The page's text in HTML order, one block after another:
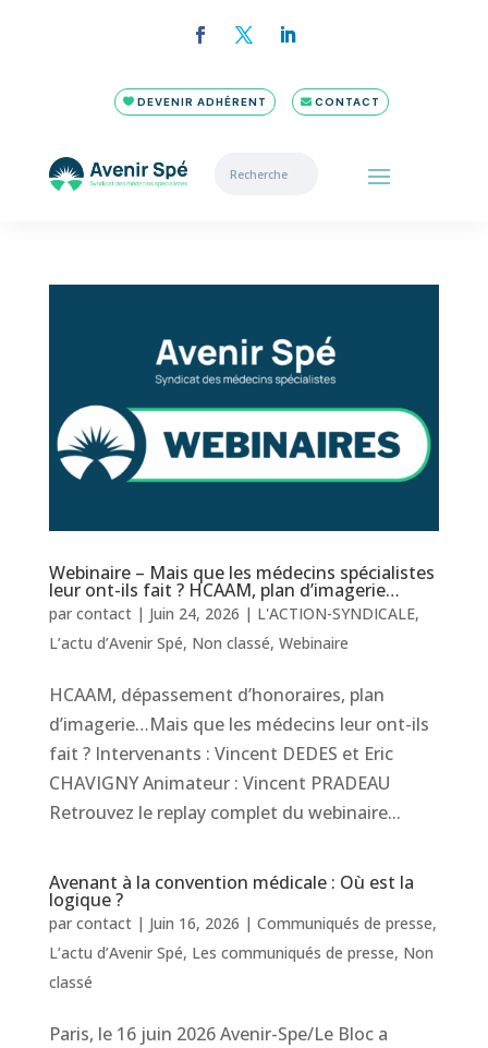
DEVENIR ADHÉRENT CONTACT
Webinaire – Mais que les médecins spécialistes
leur ont-ils fait ? HCAAM, plan d’imagerie…
par contact| Juin 24, 2026 | L'ACTION-SYNDICALE,
L’actu d’Avenir Spé, Non classé, Webinaire
HCAAM, dépassement d’honoraires, plan
d’imagerie…Mais que les médecins leur ont-ils
fait ? Intervenants : Vincent DEDES et Eric
CHAVIGNY Animateur : Vincent PRADEAU
Retrouvez le replay complet du webinaire...
Avenant à la convention médicale : Où est la
logique ?
par contact| Juin 16, 2026 | Communiqués de presse,
L’actu d’Avenir Spé, Les communiqués de presse, Non
classé
Paris, le 16 juin 2026 Avenir-Spe/Le Bloc a